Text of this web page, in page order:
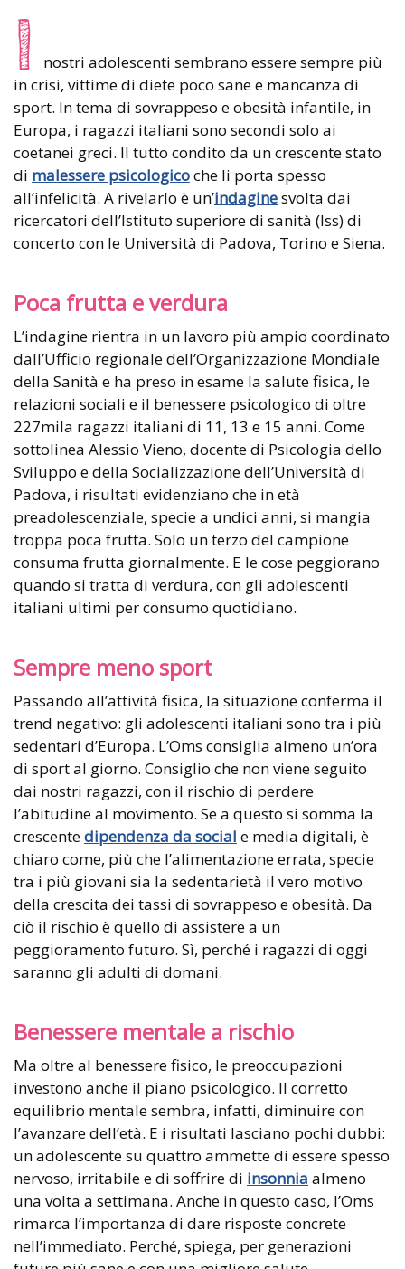
I
nostri adolescenti sembrano essere sempre più
in crisi, vittime di diete poco sane e mancanza di
sport. In tema di sovrappeso e obesità infantile, in
Europa, i ragazzi italiani sono secondi solo ai
coetanei greci. Il tutto condito da un crescente stato
di malessere psicologicoche li porta spesso
all’infelicità. A rivelarlo è un’indaginesvolta dai
ricercatori dell’Istituto superiore di sanità (Iss) di
concerto con le Università di Padova, Torino e Siena.
Poca frutta e verdura
L’indagine rientra in un lavoro più ampio coordinato
dall’Ufficio regionale dell’Organizzazione Mondiale
della Sanità e ha preso in esame la salute fisica, le
relazioni sociali e il benessere psicologico di oltre
227mila ragazzi italiani di 11, 13 e 15 anni. Come
sottolinea Alessio Vieno, docente di Psicologia dello
Sviluppo e della Socializzazione dell’Università di
Padova, i risultati evidenziano che in età
preadolescenziale, specie a undici anni, si mangia
troppa poca frutta. Solo un terzo del campione
consuma frutta giornalmente. E le cose peggiorano
quando si tratta di verdura, con gli adolescenti
italiani ultimi per consumo quotidiano.
Sempre meno sport
Passando all’attività fisica, la situazione conferma il
trend negativo: gli adolescenti italiani sono tra i più
sedentari d’Europa. L’Oms consiglia almeno un’ora
di sport al giorno. Consiglio che non viene seguito
dai nostri ragazzi, con il rischio di perdere
l’abitudine al movimento. Se a questo si somma la
crescentedipendenza da social e media digitali, è
chiaro come, più che l’alimentazione errata, specie
tra i più giovani sia la sedentarietà il vero motivo
della crescita dei tassi di sovrappeso e obesità. Da
ciò il rischio è quello di assistere a un
peggioramento futuro. Sì, perché i ragazzi di oggi
saranno gli adulti di domani.
Benessere mentale a rischio
Ma oltre al benessere fisico, le preoccupazioni
investono anche il piano psicologico. Il corretto
equilibrio mentale sembra, infatti, diminuire con
l’avanzare dell’età. E i risultati lasciano pochi dubbi:
un adolescente su quattro ammette di essere spesso
nervoso, irritabile e di soffrire di insonnia almeno
una volta a settimana. Anche in questo caso, l’Oms
rimarca l’importanza di dare risposte concrete
nell’immediato. Perché, spiega, per generazioni